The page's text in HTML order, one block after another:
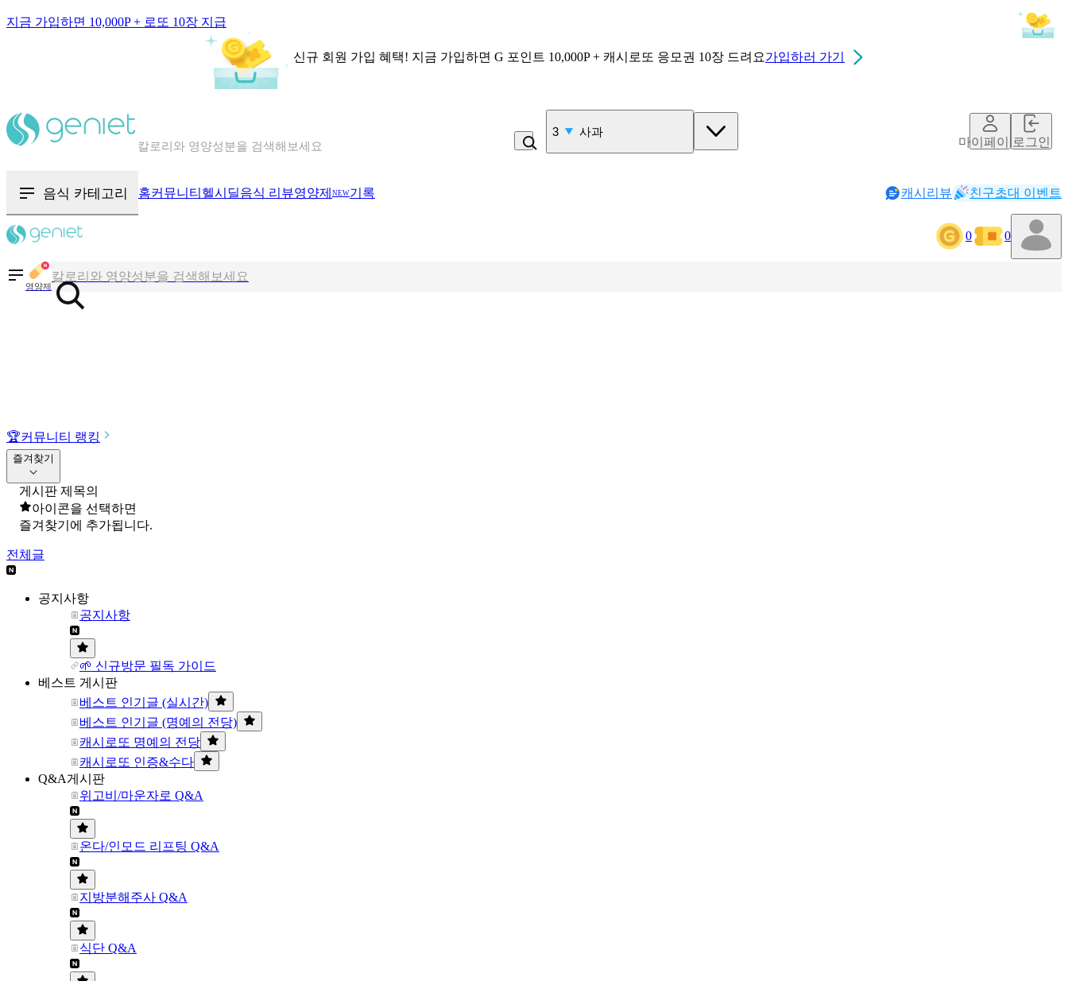
지금 가입하면 10,000P + 로또 10장 지급
신규 회원 가입 혜택! 지금 가입하면 G 포인트 10,000P + 캐시로또 응모권 10장 드려요가입하러 가기
혈당 · 다이어트 음식 검색해보세요
4 비_플레인 쿽
마이페이지로그인
음식 카테고리 홈커뮤니티 헬시딜음식 리뷰영양제 NEW기록 캐시리뷰 친구초대 이벤트
0 0
영양제
혈당 · 다이어트 음식 검색해보세요
음식 · 영양제 리뷰를 찾아보세요
🏆커뮤니티 랭킹
즐겨찾기
게시판 제목의
아이콘을 선택하면
즐겨찾기에 추가됩니다.
전체글
공지사항
공지사항
🌱 신규방문 필독 가이드
베스트 게시판
베스트 인기글 (실시간)
베스트 인기글 (명예의 전당)
캐시로또 명예의 전당
캐시로또 인증&수다
Q&A게시판
위고비/마운자로 Q&A
온다/인모드 리프팅 Q&A
지방분해주사 Q&A
식단 Q&A